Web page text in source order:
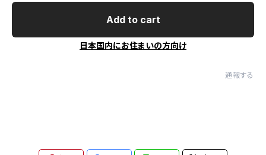
Add to cart
日本国内にお住まいの方向け
通報する